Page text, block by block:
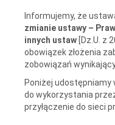
Informujemy, że
zmianie ustawy –
innych ustaw [Dz.U. z
obowiązek złożenia
zobowiązań
Poniżej
do wykorzystania
przyłączenie do sieci